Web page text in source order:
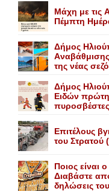
Mάχη με τις
Πέμπτη
Δήμος
Aναβάθμισης
της νέας
Δήμος
Eιδών
πυροσβέστες
Επιτέλους
του Στρατού
Ποιος είναι
Διαβάστε
δηλώσεις του